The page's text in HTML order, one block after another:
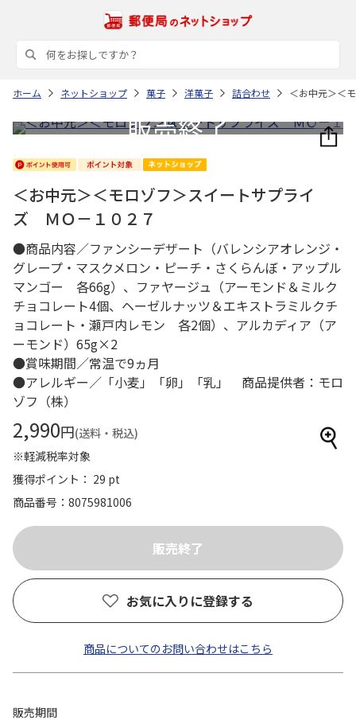
ホーム ネットショップ 菓子 洋菓子 詰合わせ ＜お中元＞＜
＜お中元＞＜モロゾフ＞スイートサプライ
ズ ＭＯ－１０２７
●商品内容／ファンシーデザート（バレンシアオレンジ・
グレープ・マスクメロン・ピーチ・さくらんぼ・アップル
マンゴー 各66g）、ファヤージュ（アーモンド＆ミルク
チョコレート4個、ヘーゼルナッツ＆エキストラミルクチ
ョコレート・瀬戸内レモン 各2個）、アルカディア（ア
ーモンド）65g×2
●賞味期間／常温で9ヵ月
●アレルギー／「小麦」「卵」「乳」 商品提供者：モロ
ゾフ（株）
2,990円(送料・税込)
※軽減税率対象
獲得ポイント： 29 pt
商品番号
8075981006
お気に入りに登録する
商品についてのお問い合わせはこちら
販売期間